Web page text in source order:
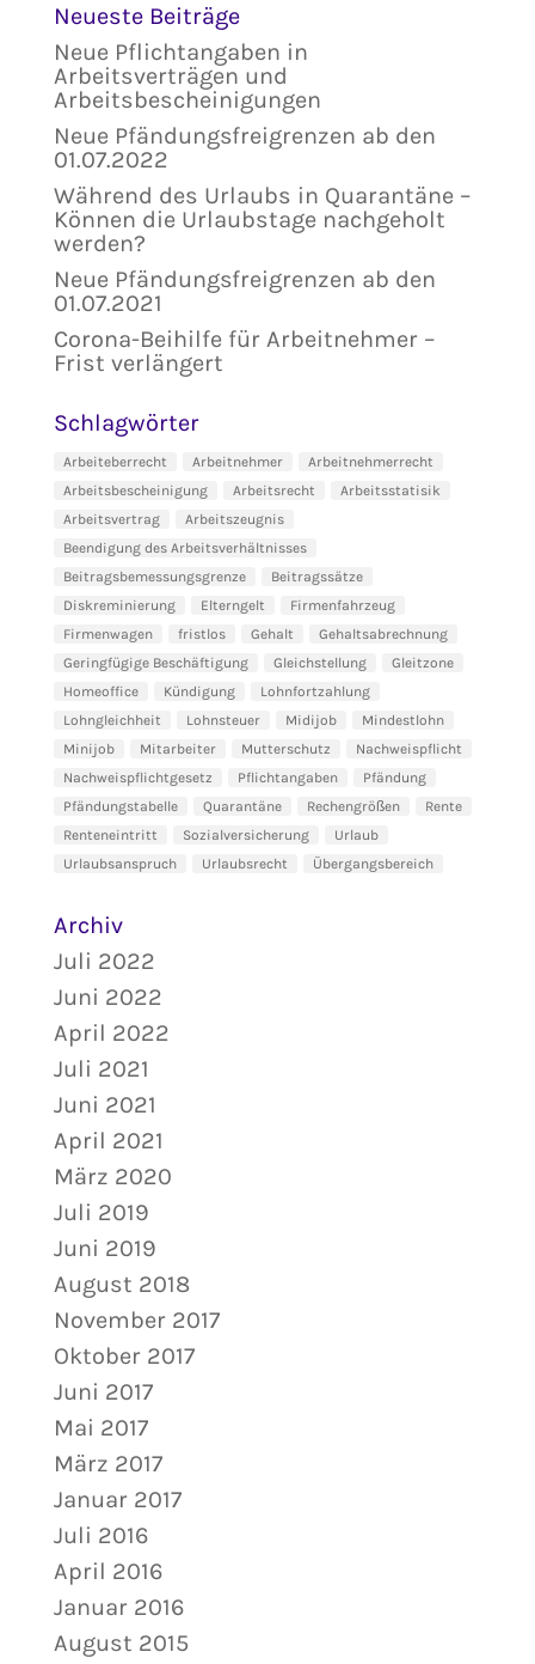
Neueste Beiträge
Neue Pflichtangaben in
Arbeitsverträgen und
Arbeitsbescheinigungen
Neue Pfändungsfreigrenzen ab den
01.07.2022
Während des Urlaubs in Quarantäne –
Können die Urlaubstage nachgeholt
werden?
Neue Pfändungsfreigrenzen ab den
01.07.2021
Corona-Beihilfe für Arbeitnehmer –
Frist verlängert
Schlagwörter
Arbeiteberrecht Arbeitnehmer
Arbeitnehmerrecht
Arbeitsbescheinigung
Arbeitsrecht
Arbeitsstatisik
Arbeitsvertrag
Arbeitszeugnis
Beendigung des Arbeitsverhältnisses
Beitragsbemessungsgrenze
Beitragssätze
Diskreminierung
Elterngelt
Firmenfahrzeug
Firmenwagen
fristlos Gehalt
Gehaltsabrechnung
Geringfügige Beschäftigung
Gleichstellung
Gleitzone
Homeoffice
Kündigung
Lohnfortzahlung
Lohngleichheit
Lohnsteuer Midijob
Mindestlohn
Minijob
Mitarbeiter Mutterschutz
Nachweispflicht
Nachweispflichtgesetz
Pflichtangaben
Pfändung
Pfändungstabelle
Quarantäne Rechengrößen
Rente
Renteneintritt
Sozialversicherung
Urlaub
Urlaubsanspruch
Urlaubsrecht Übergangsbereich
Archiv
Juli 2022
Juni 2022
April 2022
Juli 2021
Juni 2021
April 2021
März 2020
Juli 2019
Juni 2019
August 2018
November 2017
Oktober 2017
Juni 2017
Mai 2017
März 2017
Januar 2017
Juli 2016
April 2016
Januar 2016
August 2015